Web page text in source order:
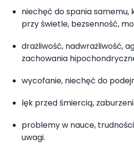
niechęć do spania samemu,
przy świetle, bezsenność,
drażliwość, nadwrażliwość,
zachowania
wycofanie, niechęć do
lęk przed śmiercią,
problemy w nauce,
uwagi.